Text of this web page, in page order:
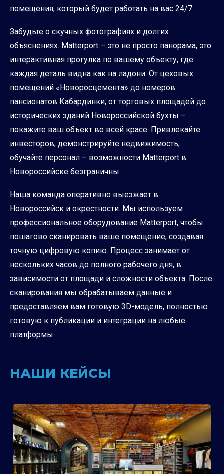
помещения, который будет работать на вас 24/7.
Забудьте о скучных фотографиях и долгих
объяснениях. Matterport – это не просто панорама, это
интерактивная прогулка по вашему объекту, где
каждая деталь видна как на ладони. От цеховых
помещений «Новоросцемента» до номеров
пансионатов Кабардинки, от торговых площадей до
исторических зданий Новороссийской бухты –
покажите ваш объект во всей красе. Привлекайте
инвесторов, демонстрируйте недвижимость,
обучайте персонал – возможности Matterport в
Новороссийске безграничны.
Наша команда оперативно выезжает в
Новороссийск и окрестности. Мы используем
профессиональное оборудование Matterport, чтобы
пошагово сканировать ваше помещение, создавая
точную цифровую копию. Процесс занимает от
нескольких часов до полного рабочего дня, в
зависимости от площади и сложности объекта. После
сканирования мы обрабатываем данные и
предоставляем вам готовую 3D-модель, полностью
готовую к публикации и интеграции на любые
платформы.
НАШИ КЕЙСЫ